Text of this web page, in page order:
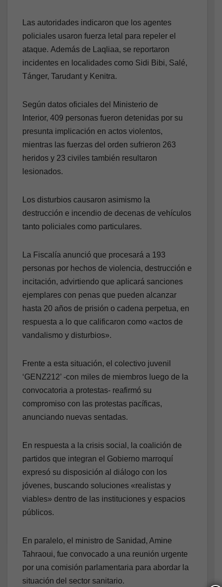
Las autoridades indicaron que los agentes
policiales usaron fuerza letal para repeler el
ataque. Además de Laqliaa, se reportaron
incidentes en localidades como Sidi Bibi, Salé,
Tánger, Tarudant y Kenitra.
Según datos oficiales del Ministerio de
Interior, 409 personas fueron detenidas por su
presunta implicación en actos violentos,
mientras las fuerzas del orden sufrieron 263
heridos y 23 civiles también resultaron
lesionados.
Los disturbios causaron asimismo la
destrucción e incendio de decenas de vehículos
tanto policiales como particulares.
La Fiscalía anunció que procesará a 193
personas por hechos de violencia, destrucción e
incitación, advirtiendo que aplicará sanciones
ejemplares con penas que pueden alcanzar
hasta 20 años de prisión o cadena perpetua, en
respuesta a lo que calificaron como «actos de
vandalismo y disturbios».
Frente a esta situación, el colectivo juvenil
‘GENZ212’ -con miles de miembros luego de la
convocatoria a protestas- reafirmó su
compromiso con las protestas pacíficas,
anunciando nuevas sentadas.
En respuesta a la crisis social, la coalición de
partidos que integran el Gobierno marroquí
expresó su disposición al diálogo con los
jóvenes, buscando soluciones «realistas y
viables» dentro de las instituciones y espacios
públicos.
En paralelo, el ministro de Sanidad, Amine
Tahraoui, fue convocado a una reunión urgente
por una comisión parlamentaria para abordar la
situación del sector sanitario.